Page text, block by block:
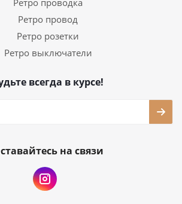
Ретро проводка
Ретро провод
Ретро розетки
Ретро выключатели
всегда в курсе!
на связи